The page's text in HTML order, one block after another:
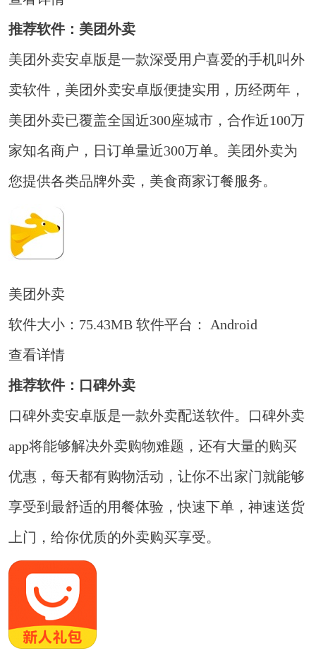
推荐软件：美团外卖
美团外卖安卓版是一款深受用户喜爱的手机叫外
卖软件，美团外卖安卓版便捷实用，历经两年，
美团外卖已覆盖全国近300座城市，合作近100万
家知名商户，日订单量近300万单。美团外卖为
您提供各类品牌外卖，美食商家订餐服务。
美团外卖
软件大小：75.43MB 软件平台： Android
查看详情
推荐软件：口碑外卖
口碑外卖安卓版是一款外卖配送软件。口碑外卖
app将能够解决外卖购物难题，还有大量的购买
优惠，每天都有购物活动，让你不出家门就能够
享受到最舒适的用餐体验，快速下单，神速送货
上门，给你优质的外卖购买享受。